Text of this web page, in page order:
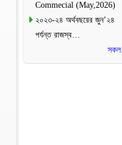
Commecial (May,2026)
২০২৩-২৪ অর্থবছরের জুন’২৪
পর্যন্ত রাজস্ব…
সকল..